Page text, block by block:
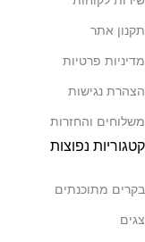
תקנון אתר
מדיניות פרטיות
הצהרת נגישות
משלוחים והחזרות
קטגוריות נפוצות
בקרים מתוכנתים
צגים